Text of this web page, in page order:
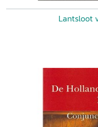
Lantsloot